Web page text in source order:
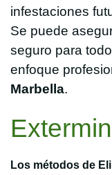
infestaciones
Se puede
seguro para
enfoque
Marbella.
Los métodos de